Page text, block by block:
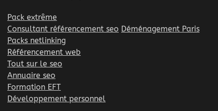
Pack extrême
Consultant référencement seo Déménagement Paris
Packs netlinking
Référencement web
Tout sur le seo
Annuaire seo
Formation EFT
Développement personnel